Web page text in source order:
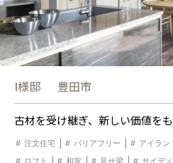
I様邸 豊田市
古材を受け継ぎ、新しい価値を
注文住宅 バリアフリー アイラン
ロフト
和室 見せ梁 サイデ